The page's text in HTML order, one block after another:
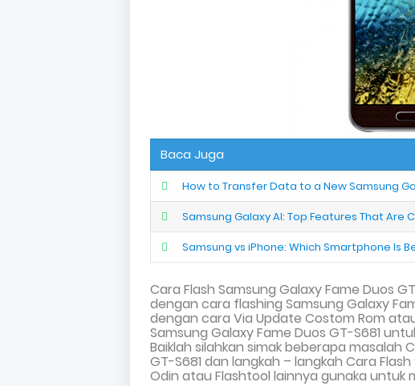
Baca Juga
How to Transfer Data to a New Samsung
Samsung Galaxy AI: Top Features That Are
Samsung vs iPhone: Which Smartphone Is
Cara Flash Samsung Galaxy Fame Duos
dengan cara flashing Samsung Galaxy
dengan cara Via Update Costom Rom
Samsung Galaxy Fame Duos GT-S681
Baiklah silahkan simak beberapa masalah
GT-S681 dan langkah – langkah Cara
Odin atau Flashtool lainnya gunaka untuk